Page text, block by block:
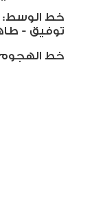
خط الوسط:
توفيق -
خط